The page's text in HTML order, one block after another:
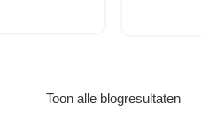
Toon alle blogresultaten